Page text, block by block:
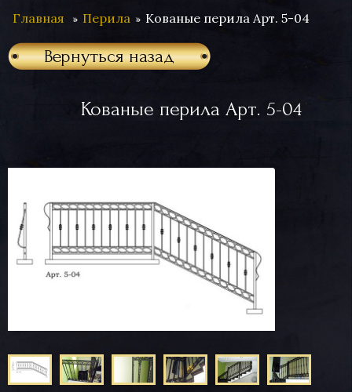
Главная Перила Кованые перила Арт. 5-04
Вернуться назад
Кованые перила Арт. 5-04